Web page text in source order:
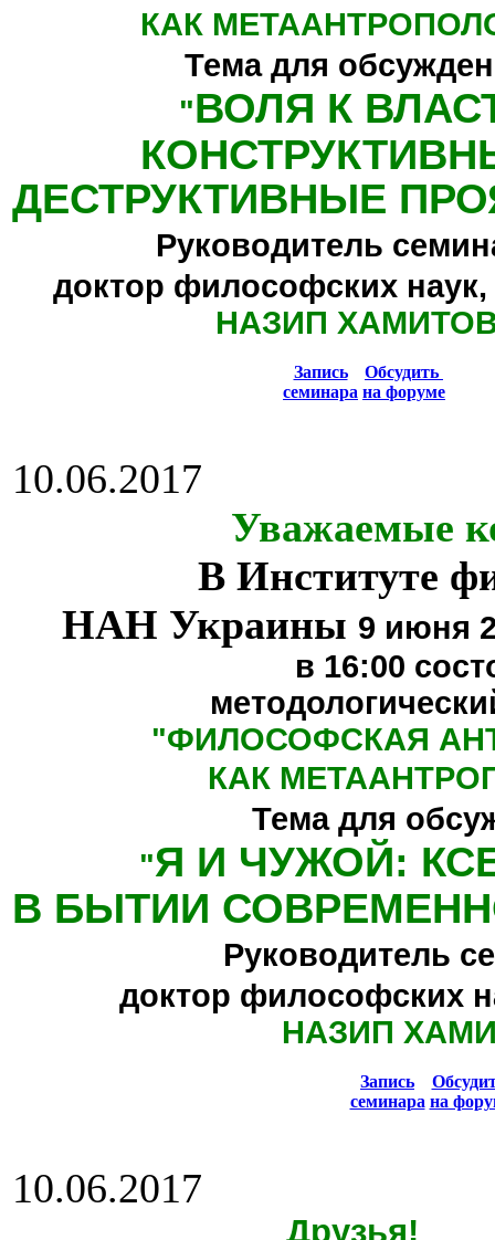
КАК
Тема для
"ВОЛЯ К
ДЕСТРУКТИВНЫЕ
Руководитель
доктор философских
НАЗИП
Запись
семинара
Обсудить
на форуме
10.06.2017
Уважаемые
В Институте
НАН Украины 9 июня
в 16:00
"ФИЛОСОФСКАЯ
КАК
Тема для
"Я И ЧУЖОЙ:
В БЫТИИ
Руководитель
доктор философских
НАЗИП
Запись
семинара на
10.06.2017
Друзья!